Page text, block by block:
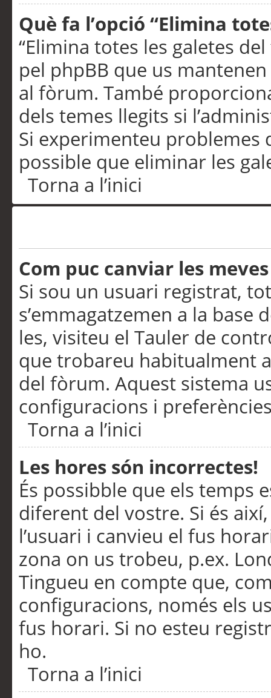
Què fa l’opció “Elimina
“Elimina totes les galetes
pel phpBB que us
al fòrum. També
dels temes llegits si
Si experimenteu problemes
possible que eliminar les
Torna a l’inici
Com puc canviar les
Si sou un usuari registrat,
s’emmagatzemen a la
les, visiteu el Tauler de
que trobareu habitualment
del fòrum. Aquest sistema
configuracions i
Torna a l’inici
Les hores són incorrectes!
És possibble que els temps
diferent del vostre. Si és
l’usuari i canvieu el fus
zona on us trobeu, p.ex.
Tingueu en compte que,
configuracions, només els
fus horari. Si no esteu
ho.
Torna a l’inici